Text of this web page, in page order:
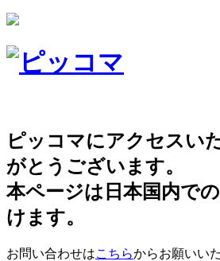
ピッコマにアクセスい
がとうございます。
本ページは日本国内で
けます。
お問い合わせはこちらからお願いい